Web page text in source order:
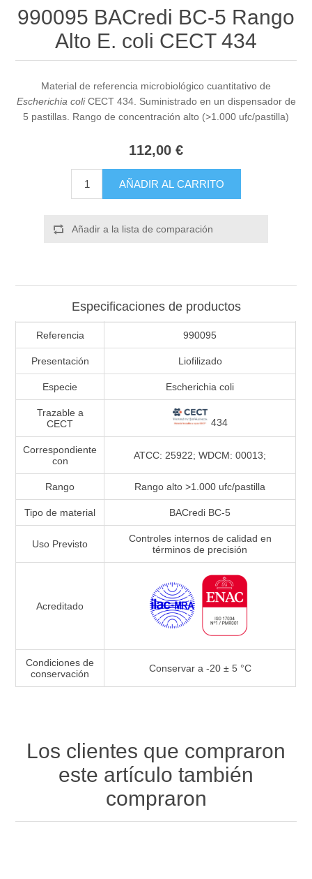
990095 BACredi BC-5 Rango
Alto E. coli CECT 434
Material de referencia microbiológico cuantitativo de
Escherichia coliCECT 434. Suministrado en un dispensador de
5 pastillas. Rango de concentración alto (>1.000 ufc/pastilla)
112,00 €
AÑADIR AL CARRITO
Añadir a la lista de comparación
Especificaciones de productos
Referencia 990095
Presentación Liofilizado
Especie Escherichia coli
Trazable a
CECT
434
Correspondiente
con
ATCC: 25922; WDCM: 00013;
Rango Rango alto >1.000 ufc/pastilla
Tipo de material BACredi BC-5
Uso Previsto
Controles internos de calidad en
términos de precisión
Acreditado
Condiciones de
conservación
Conservar a -20 ± 5 °C
Los clientes que compraron
este artículo también
compraron